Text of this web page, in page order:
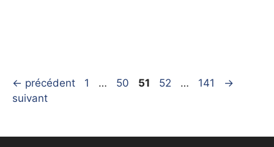
← précédent Page
1 … Page
50 Page
51 Page
52 … Page
141
→
suivant